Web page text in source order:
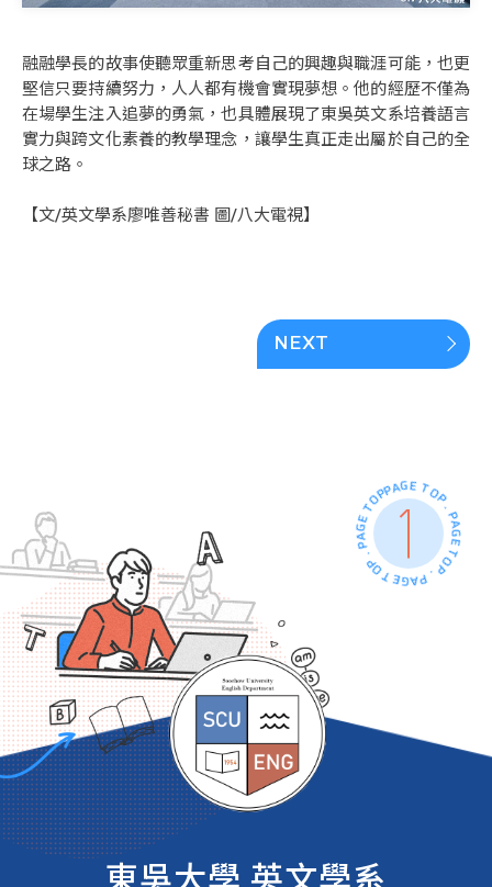
融融學長的故事使聽眾重新思考自己的興趣與職涯可能，也更
堅信只要持續努力，人人都有機會實現夢想。他的經歷不僅為
在場學生注入追夢的勇氣，也具體展現了東吳英文系培養語言
實力與跨文化素養的教學理念，讓學生真正走出屬於自己的全
球之路。
【文/英文學系廖唯善秘書 圖/八大電視】
NEXT
PAGE TOP . PAGE TOP . PAGE TOP . PAGE TOP .